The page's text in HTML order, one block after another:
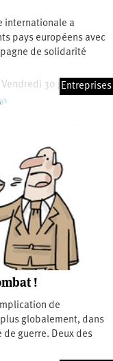
internationale a
pays européens avec
de solidarité
Vendredi 30 janvier 2026
Entreprises
!
de
globalement, dans
de guerre. Deux des